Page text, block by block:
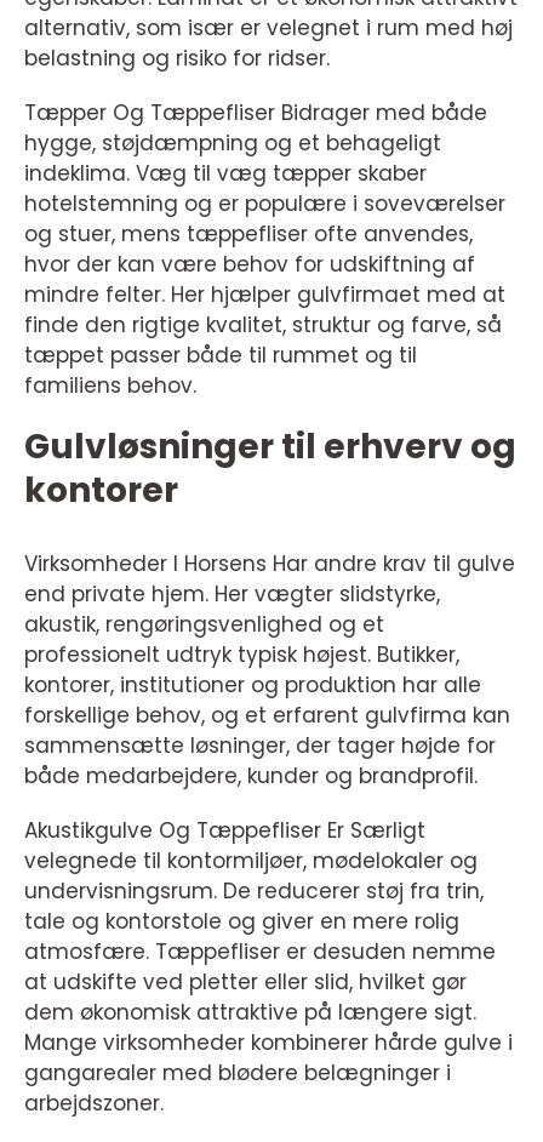
alternativ, som især er velegnet i rum med høj
belastning og risiko for ridser.
Tæpper Og Tæppefliser Bidrager med både
hygge, støjdæmpning og et behageligt
indeklima. Væg til væg tæpper skaber
hotelstemning og er populære i soveværelser
og stuer, mens tæppefliser ofte anvendes,
hvor der kan være behov for udskiftning af
mindre felter. Her hjælper gulvfirmaet med at
finde den rigtige kvalitet, struktur og farve, så
tæppet passer både til rummet og til
familiens behov.
Gulvløsninger til erhverv og
kontorer
Virksomheder I Horsens Har andre krav til gulve
end private hjem. Her vægter slidstyrke,
akustik, rengøringsvenlighed og et
professionelt udtryk typisk højest. Butikker,
kontorer, institutioner og produktion har alle
forskellige behov, og et erfarent gulvfirma kan
sammensætte løsninger, der tager højde for
både medarbejdere, kunder og brandprofil.
Akustikgulve Og Tæppefliser Er Særligt
velegnede til kontormiljøer, mødelokaler og
undervisningsrum. De reducerer støj fra trin,
tale og kontorstole og giver en mere rolig
atmosfære. Tæppefliser er desuden nemme
at udskifte ved pletter eller slid, hvilket gør
dem økonomisk attraktive på længere sigt.
Mange virksomheder kombinerer hårde gulve i
gangarealer med blødere belægninger i
arbejdszoner.